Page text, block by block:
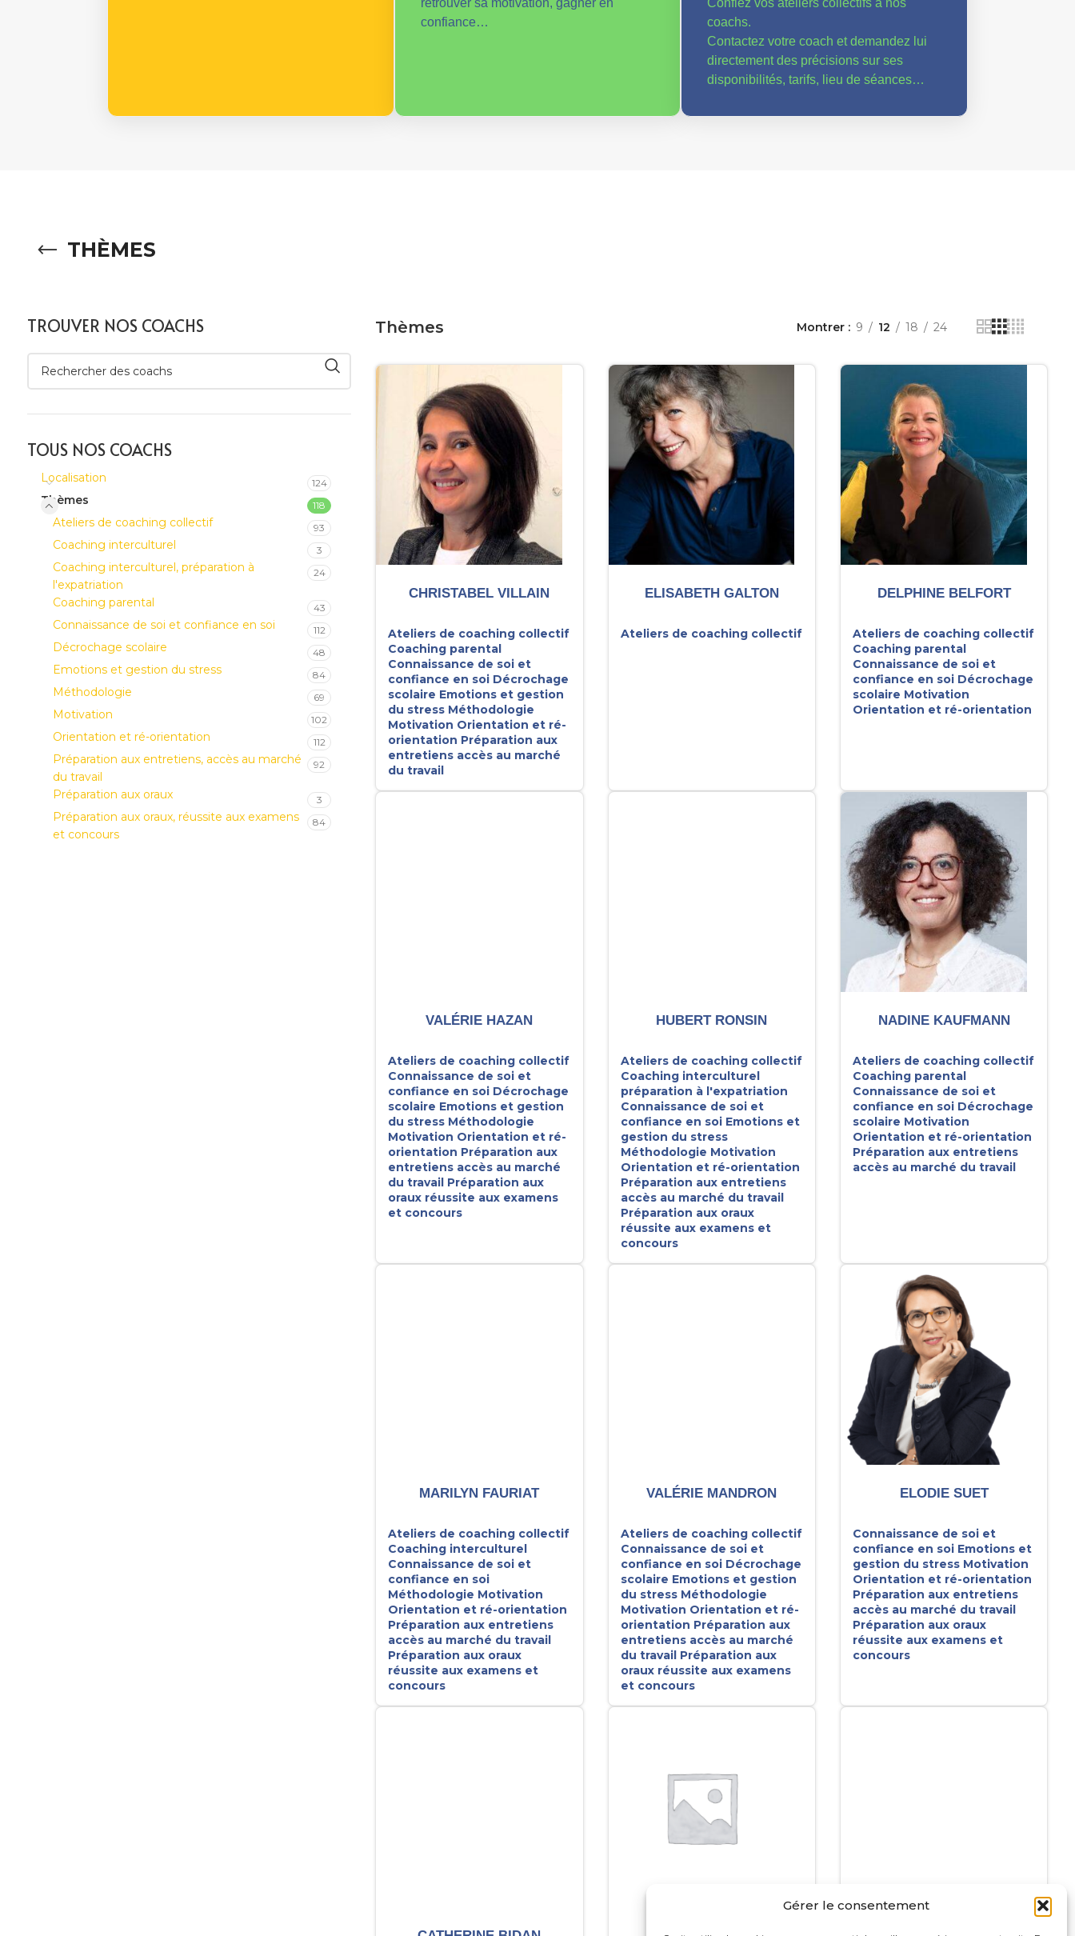
Gérer le consentement
confiance…
coachs.
Contactez votre coach et demandez lui
directement des précisions sur ses
disponibilités, tarifs, lieu de séances…
THÈMES
TROUVER NOS COACHS
TOUS NOS COACHS
Localisation 124
Thèmes 118
Ateliers de coaching collectif 93
Coaching interculturel 3
Coaching interculturel, préparation à
l'expatriation
24
Coaching parental 43
Connaissance de soi et confiance en soi 112
Décrochage scolaire 48
Emotions et gestion du stress 84
Méthodologie 69
Motivation 102
Orientation et ré-orientation 112
Préparation aux entretiens, accès au marché
du travail
92
Préparation aux oraux 3
Préparation aux oraux, réussite aux examens
et concours
84
Thèmes Montrer 9 12 18 24
CHRISTABEL VILLAIN
Ateliers de coaching collectif
Coaching parental
Connaissance de soi et
confiance en soi Décrochage
scolaire Emotions et gestion
du stress Méthodologie
Motivation Orientation et ré-
orientation Préparation aux
entretiens accès au marché
du travail
ELISABETH GALTON
Ateliers de coaching collectif
DELPHINE BELFORT
Ateliers de coaching collectif
Coaching parental
Connaissance de soi et
confiance en soi Décrochage
scolaire Motivation
Orientation et ré-orientation
VALÉRIE HAZAN
Ateliers de coaching collectif
Connaissance de soi et
confiance en soi Décrochage
scolaire Emotions et gestion
du stress Méthodologie
Motivation Orientation et ré-
orientation Préparation aux
entretiens accès au marché
du travail Préparation aux
oraux réussite aux examens
et concours
HUBERT RONSIN
Ateliers de coaching collectif
Coaching interculturel
préparation à l'expatriation
Connaissance de soi et
confiance en soi Emotions et
gestion du stress
Méthodologie Motivation
Orientation et ré-orientation
Préparation aux entretiens
accès au marché du travail
Préparation aux oraux
réussite aux examens et
concours
NADINE KAUFMANN
Ateliers de coaching collectif
Coaching parental
Connaissance de soi et
confiance en soi Décrochage
scolaire Motivation
Orientation et ré-orientation
Préparation aux entretiens
accès au marché du travail
MARILYN FAURIAT
Ateliers de coaching collectif
Coaching interculturel
Connaissance de soi et
confiance en soi
Méthodologie Motivation
Orientation et ré-orientation
Préparation aux entretiens
accès au marché du travail
Préparation aux oraux
réussite aux examens et
concours
VALÉRIE MANDRON
Ateliers de coaching collectif
Connaissance de soi et
confiance en soi Décrochage
scolaire Emotions et gestion
du stress Méthodologie
Motivation Orientation et ré-
orientation Préparation aux
entretiens accès au marché
du travail Préparation aux
oraux réussite aux examens
et concours
ELODIE SUET
Connaissance de soi et
confiance en soi Emotions et
gestion du stress Motivation
Orientation et ré-orientation
Préparation aux entretiens
accès au marché du travail
Préparation aux oraux
réussite aux examens et
concours